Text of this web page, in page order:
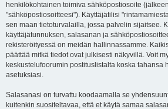
henkilökohtainen toimiva sähköpostiosoite
"sähköpostiosoitteesi"). Käyttäjätilisi
sen maan tietoturvalailla, jossa palvelin sijaitsee.
käyttäjätunnuksen, salasanan ja
rekisteröityessä on meidän hallinnassamme.
päättää mitkä tiedot ovat julkisesti näkyvillä. Voit
keskustelufoorumin postituslistalta koska tahansa
asetuksiasi.
Salasanasi on turvattu koodaamalla se
kuitenkin suositeltavaa, että et käytä samaa